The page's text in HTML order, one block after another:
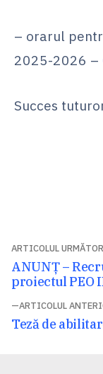
– orarul
2025-2026 –
Succes
Navigare
în
articole
ARTICOLUL
Articolul
Teză de
ARTICOLUL URMĂTOR
Articolul
următor:
ANUNȚ –
proiectul PEO